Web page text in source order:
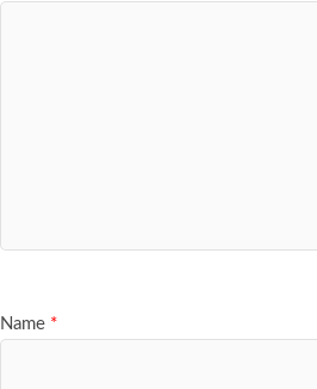
Name *